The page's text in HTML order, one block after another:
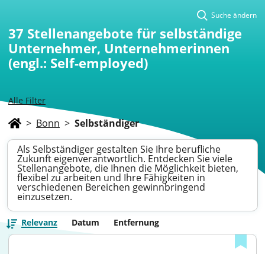
Alle Filter
Suche ändern
37 Stellenangebote für selbständige
Unternehmer, Unternehmerinnen
(engl.: Self-employed)
> Bonn > Selbständiger
Als Selbständiger gestalten Sie Ihre berufliche
Zukunft eigenverantwortlich. Entdecken Sie viele
Stellenangebote, die Ihnen die Möglichkeit bieten,
flexibel zu arbeiten und Ihre Fähigkeiten in
verschiedenen Bereichen gewinnbringend
einzusetzen.
Relevanz Datum Entfernung